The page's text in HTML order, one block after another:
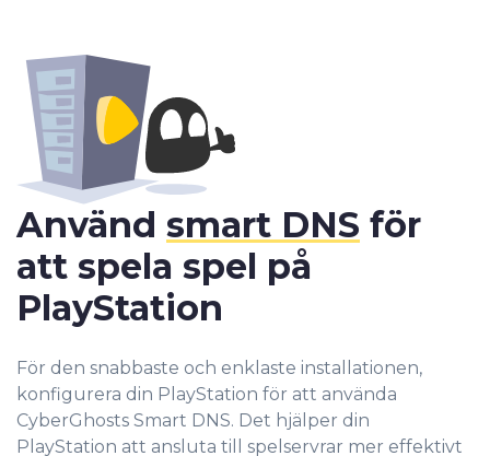
För den snabbaste och enklaste installationen,
konfigurera din PlayStation för att använda
CyberGhosts Smart DNS. Det hjälper din
PlayStation att ansluta till spelservrar mer effektivt
Använd smart DNS för
att spela spel på
PlayStation